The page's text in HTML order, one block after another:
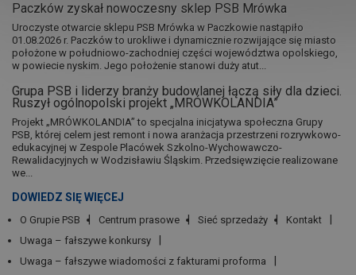
Paczków zyskał nowoczesny sklep PSB Mrówka
Uroczyste otwarcie sklepu PSB Mrówka w Paczkowie nastąpiło
01.08.2026 r. Paczków to urokliwe i dynamicznie rozwijające się miasto
położone w południowo-zachodniej części województwa opolskiego,
w powiecie nyskim. Jego położenie stanowi duży atut...
Grupa PSB i liderzy branży budowlanej łączą siły dla dzieci.
Ruszył ogólnopolski projekt „MRÓWKOLANDIA”
Projekt „MRÓWKOLANDIA” to specjalna inicjatywa społeczna Grupy
PSB, której celem jest remont i nowa aranżacja przestrzeni rozrywkowo-
edukacyjnej w Zespole Placówek Szkolno-Wychowawczo-
Rewalidacyjnych w Wodzisławiu Śląskim. Przedsięwzięcie realizowane
we...
DOWIEDZ SIĘ WIĘCEJ
O Grupie PSB Centrum prasowe Sieć sprzedaży
Kontakt
Uwaga – fałszywe konkursy
Uwaga – fałszywe wiadomości z fakturami proforma